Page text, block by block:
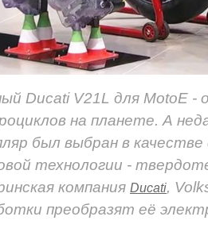
Ducati V21L для MotoE -
на планете. А
был выбран в
технологии -
компания Ducati,
преобразят её